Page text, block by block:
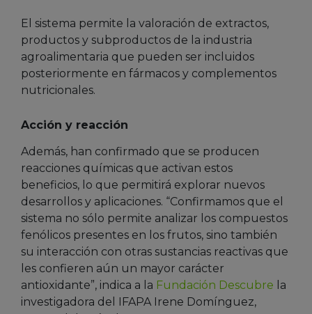
El sistema permite la valoración de extractos,
productos y subproductos de la industria
agroalimentaria que pueden ser incluidos
posteriormente en fármacos y complementos
nutricionales.
Acción y reacción
Además, han confirmado que se producen
reacciones químicas que activan estos
beneficios, lo que permitirá explorar nuevos
desarrollos y aplicaciones. “Confirmamos que el
sistema no sólo permite analizar los compuestos
fenólicos presentes en los frutos, sino también
su interacción con otras sustancias reactivas que
les confieren aún un mayor carácter
antioxidante”, indica a la Fundación Descubre la
investigadora del IFAPA Irene Domínguez,